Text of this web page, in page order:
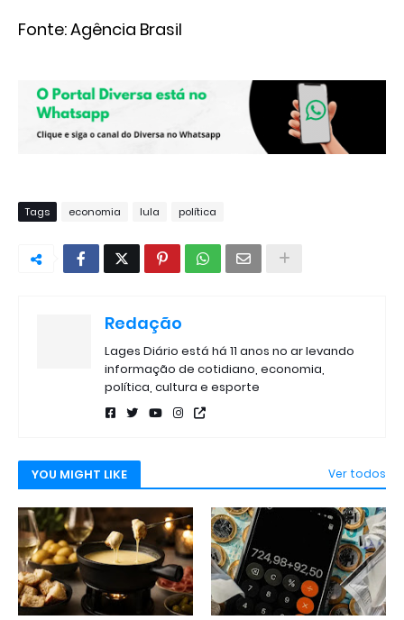
Fonte: Agência Brasil
Tags economia lula política
Redação
Lages Diário está há 11 anos no ar levando
informação de cotidiano, economia,
política, cultura e esporte
YOU MIGHT LIKE Ver todos